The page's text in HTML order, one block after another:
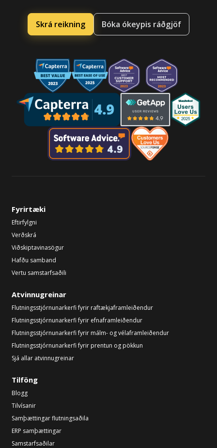
Skrá reikning Bóka ókeypis ráðgjöf
Fyrirtæki
Eftirfylgni
Verðskrá
Viðskiptavinasögur
Hafðu samband
Vertu samstarfsaðili
Atvinnugreinar
Flutningsstjórnunarkerfi fyrir raftækjaframleiðendur
Flutningsstjórnunarkerfi fyrir efnaframleiðendur
Flutningsstjórnunarkerfi fyrir málm- og vélaframleiðendur
Flutningsstjórnunarkerfi fyrir prentun og pökkun
Sjá allar atvinnugreinar
Tilföng
Blogg
Tilvísanir
Samþættingar flutningsaðila
ERP samþættingar
Samstarfsaðilar